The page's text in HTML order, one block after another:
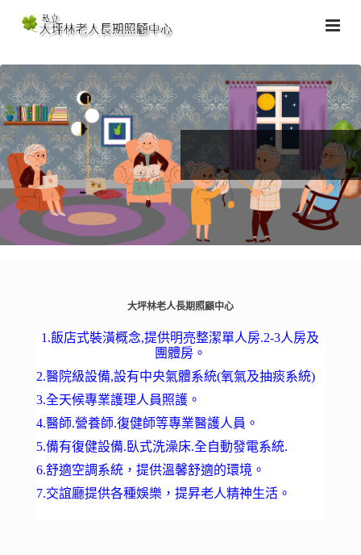
大坪林老人長期照顧中心
1.飯店式裝潢概念,提供明亮整潔單人房.2-3人房及
團體房。
2.醫院級設備,設有中央氣體系統(氧氣及抽痰系統)
3.全天候專業護理人員照護。
4.醫師.營養師.復健師等專業醫護人員。
5.備有復健設備.臥式洗澡床.全自動發電系統.
6.舒適空調系統，提供溫馨舒適的環境。
7.交誼廳提供各種娛樂，提昇老人精神生活。